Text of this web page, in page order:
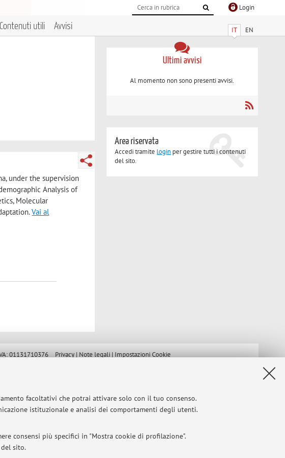
facoltativi che potrai attivare solo con il tuo consenso.
istituzionale e analisi dei comportamenti degli utenti.
consensi più specifici in "Mostra cookie di profilazione".
sito.
Login
IT EN
Contenuti utili Avvisi
under the supervision
Analysis of
Molecular
Vai al
Ultimi avvisi
Al momento non sono presenti avvisi.
Area riservata
Accedi tramite login per gestire tutti i contenuti
del sito.
01131710376 Privacy| Note legali| Impostazioni Cookie